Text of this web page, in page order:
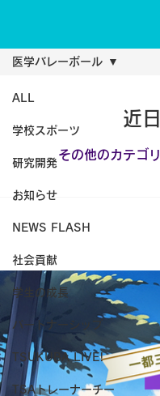
ALL
学校スポーツ
研究開発
お知らせ
NEWS FLASH
社会貢献
学生の成長
パートナーシップ
TSUKUBA LIVE!
TSAトレーナーチー
医学バレーボール
近
その他のカテゴ